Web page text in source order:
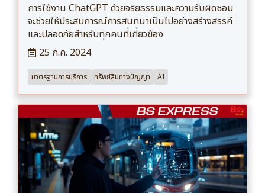
การใช้งาน ChatGPT ด้วยจริยธรรมและความรับผิดชอบ
จะช่วยให้ประสบการณ์การสนทนาเป็นไปอย่างสร้างสรรค์
และปลอดภัยสำหรับทุกคนที่เกี่ยวข้อง
25 ก.ค. 2024
มาตรฐานการบริการ ทรัพย์สินทางปัญญา AI